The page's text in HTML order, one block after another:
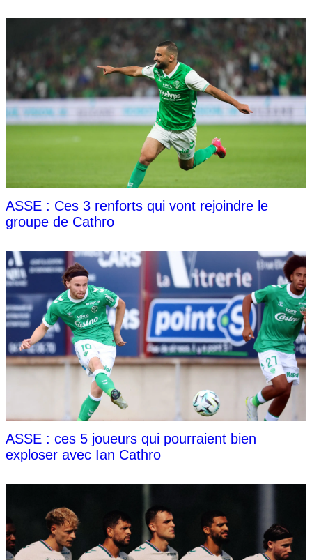
ASSE : Ces 3 renforts qui vont rejoindre le
groupe de Cathro
ASSE : ces 5 joueurs qui pourraient bien
exploser avec Ian Cathro